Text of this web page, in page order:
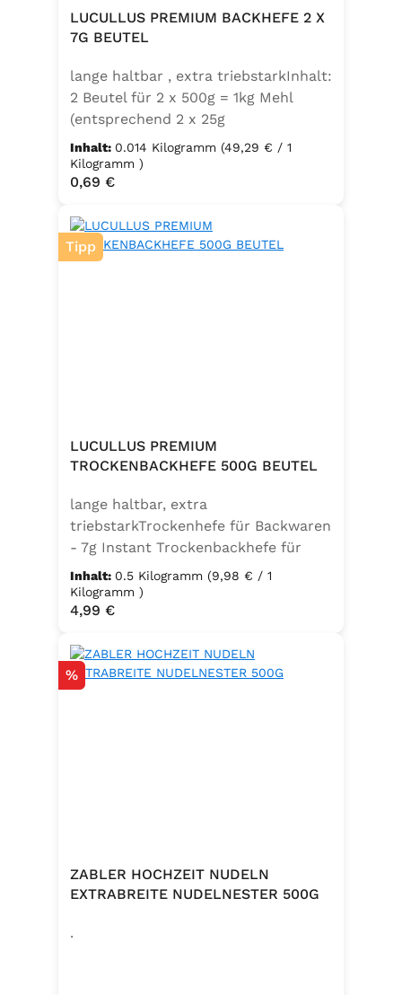
LUCULLUS PREMIUM BACKHEFE 2 X
7G BEUTEL
lange haltbar , extra triebstarkInhalt:
2 Beutel für 2 x 500g = 1kg Mehl
(entsprechend 2 x 25g
Frischhefe)Zutaten: Trockenbackhefe
, Emulgator E491 (Unter
Schutzatmosphäre verpackt)
Inhalt: 0.014 Kilogramm (49,29 € / 1
Kilogramm )
Regulärer Preis:
0,69 €
Tipp
LUCULLUS PREMIUM
TROCKENBACKHEFE 500G BEUTEL
lange haltbar, extra
triebstarkTrockenhefe für Backwaren
- 7g Instant Trockenbackhefe für
500g Weizenmehl, entspricht 25g
FrischhefeZutaten: Trockenbackhefe,
Emulgator Sorbitanmonostearat
Inhalt: 0.5 Kilogramm (9,98 € / 1
Kilogramm )
Regulärer Preis:
4,99 €
Rabatt
%
ZABLER HOCHZEIT NUDELN
EXTRABREITE NUDELNESTER 500G
.